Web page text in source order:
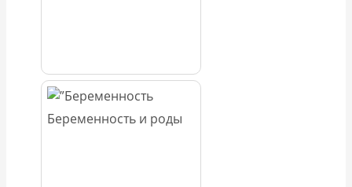
Беременность и роды